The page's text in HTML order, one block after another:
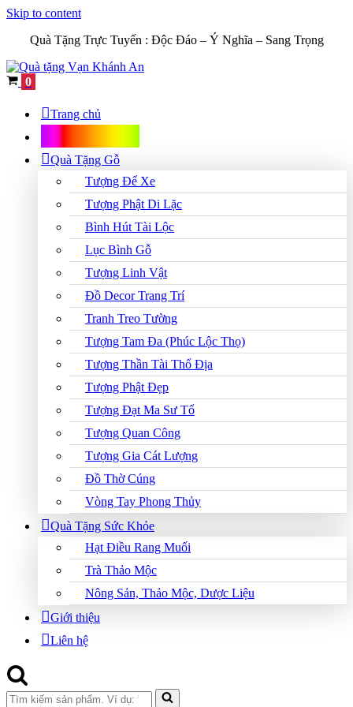
Skip to content
Quà Tặng Trực Tuyến : Độc Đáo – Ý Nghĩa – Sang Trọng
Cart
0
Trang chủ
Quà Tặng Gỗ
Tượng Để Xe
Tượng Phật Di Lặc
Bình Hút Tài Lộc
Lục Bình Gỗ
Tượng Linh Vật
Đồ Decor Trang Trí
Tranh Treo Tường
Tượng Tam Đa (Phúc Lộc Thọ)
Tượng Thần Tài Thổ Địa
Tượng Phật Đẹp
Tượng Đạt Ma Sư Tổ
Tượng Quan Công
Tượng Gia Cát Lượng
Đồ Thờ Cúng
Vòng Tay Phong Thủy
Quà Tặng Sức Khỏe
Hạt Điều Rang Muối
Trà Thảo Mộc
Nông Sản, Thảo Mộc, Dược Liệu
Giới thiệu
Liên hệ
Search